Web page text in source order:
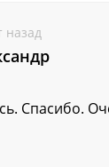
назад
Спасибо.